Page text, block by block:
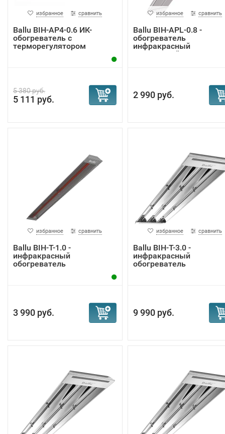
избранное сравнить
Ballu BIH-AP4-0.6 ИК-
обогреватель с
терморегулятором
5 380 руб.
5 111 руб.
избранное сравнить
Ballu BIH-APL-0.8 -
обогреватель
инфракрасный
потолочный
2 990 руб.
избранное сравнить
Ballu BIH-T-1.0 -
инфракрасный
обогреватель
3 990 руб.
избранное сравнить
Ballu BIH-T-3.0 -
инфракрасный
обогреватель
9 990 руб.